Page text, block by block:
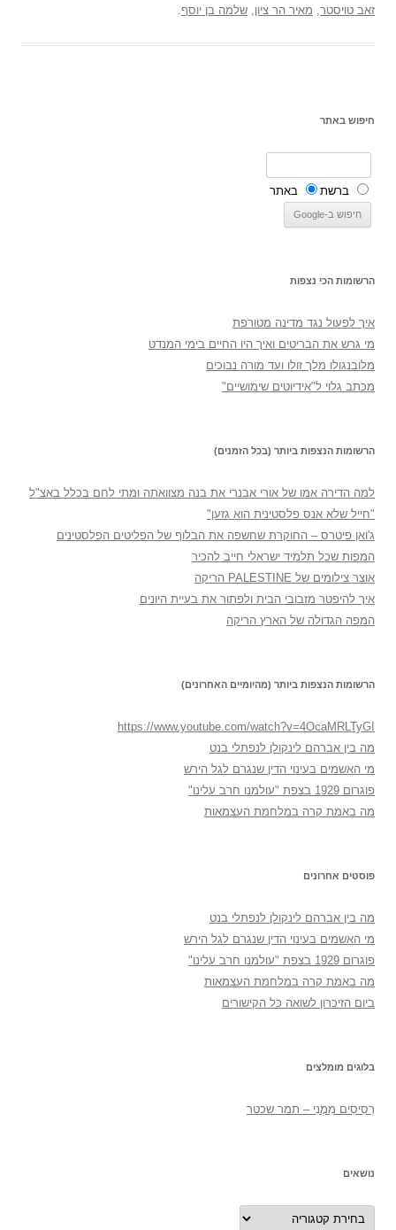
זאב טויסטר, מאיר הר ציון, שלמה בן יוסף.
חיפוש באתר
ברשת באתר
הרשומות הכי נצפות
איך לפעול נגד מדינה מטורפת
מי גרש את הבריטים ואיך היו החיים בימי המנדט
מלובנגולו מלך זולו ועד מורה נבוכים
מכתב גלוי ל"אידיוטים שימושיים"
הרשומות הנצפות ביותר (בכל הזמנים)
למה הדירה אמו של אורי אבנרי את בנה מצוואתה ומתי לחם בכלל באצ"ל
"חייל שלא אנס פלסטינית הוא גזען"
ג'ואן פיטרס – החוקרת שחשפה את הבלוף של הפליטים הפלסטינים
המפות שכל תלמיד ישראלי חייב להכיר
אוצר צילומים של PALESTINE הריקה
איך להיפטר מזבובי הבית ולפתור את בעיית היונים
המפה הגדולה של הארץ הריקה
הרשומות הנצפות ביותר (מהיומיים האחרונים)
https://www.youtube.com/watch?v=4OcaMRLTyGI
מה בין אברהם לינקולן לנפתלי בנט
מי האשמים בעינוי הדין שנגרם לגל הירש
פוגרום 1929 בצפת "עולמנו חרב עלינו"
מה באמת קרה במלחמת העצמאות
פוסטים אחרונים
מה בין אברהם לינקולן לנפתלי בנט
מי האשמים בעינוי הדין שנגרם לגל הירש
פוגרום 1929 בצפת "עולמנו חרב עלינו"
מה באמת קרה במלחמת העצמאות
ביום הזיכרון לשואה כל הקישורים
בלוגים מומלצים
רְסִיסִים מִמֶנִי – תמר שכטר
נושאים
נושאים